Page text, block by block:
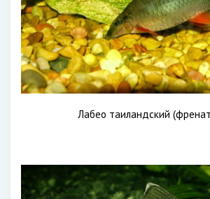
Лабео таиландский